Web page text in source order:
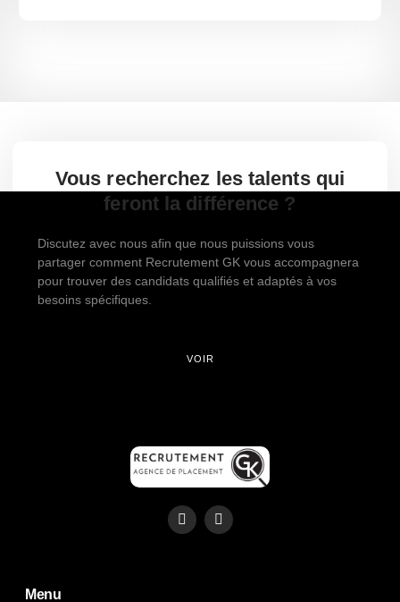
Vous recherchez les talents qui
feront la différence ?
Discutez avec nous afin que nous puissions vous
partager comment Recrutement GK vous accompagnera
pour trouver des candidats qualifiés et adaptés à vos
besoins spécifiques.
VOIR
Menu